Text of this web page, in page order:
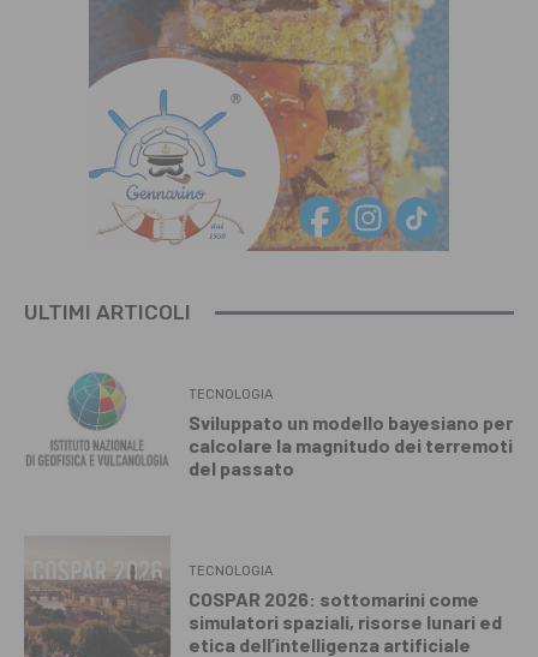
ULTIMI ARTICOLI
TECNOLOGIA
Sviluppato un modello bayesiano per
calcolare la magnitudo dei terremoti
del passato
TECNOLOGIA
COSPAR 2026: sottomarini come
simulatori spaziali, risorse lunari ed
etica dell’intelligenza artificiale